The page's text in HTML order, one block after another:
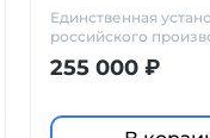
Единственная
российского
быстрого и точного
плотности
255 000 ₽